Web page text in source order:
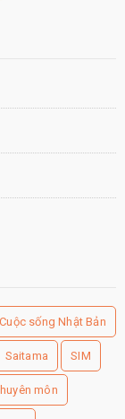
Cuộc sống Nhật Bản
Saitama SIM
môn